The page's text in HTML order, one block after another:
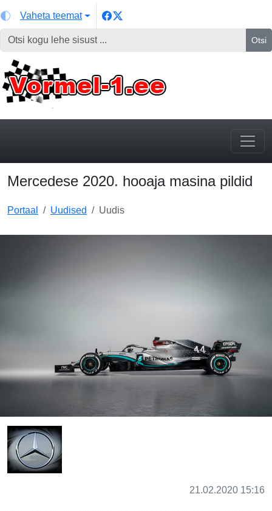
Vaheta teemat
Otsi
Mercedese 2020. hooaja masina pildid
Portaal Uudised Uudis
21.02.2020 15:16